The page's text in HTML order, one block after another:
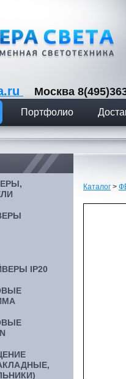
Москва
Портфолио
IP20
Каталог >